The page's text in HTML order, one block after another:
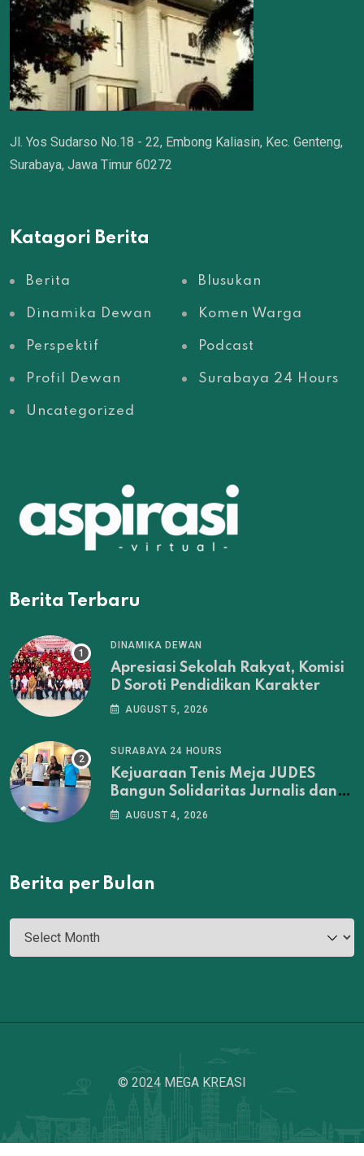
Jl. Yos Sudarso No.18 - 22, Embong Kaliasin, Kec. Genteng,
Surabaya, Jawa Timur 60272
Katagori Berita
Berita Blusukan
Dinamika Dewan Komen Warga
Perspektif Podcast
Profil Dewan Surabaya 24 Hours
Uncategorized
Berita Terbaru
DINAMIKA DEWAN
Apresiasi Sekolah Rakyat, Komisi
D Soroti Pendidikan Karakter
AUGUST 5, 2026
SURABAYA 24 HOURS
Kejuaraan Tenis Meja JUDES
Bangun Solidaritas Jurnalis dan
DPRD Surabaya
AUGUST 4, 2026
Berita per Bulan
© 2024 MEGA KREASI